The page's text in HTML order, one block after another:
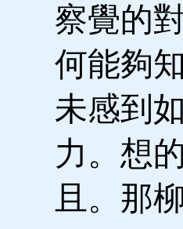
察覺的
何能夠
未感到
力。想
且。那